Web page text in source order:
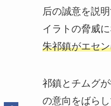
后の誠意を説
イラトの脅威
朱祁鎮がエセ
祁鎮とチムグ
の意向をばら